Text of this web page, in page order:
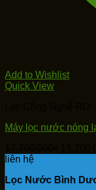
Add to Wishlist
Quick View
Máy lọc nước nóng
liên hệ
Lọc Nước Bình